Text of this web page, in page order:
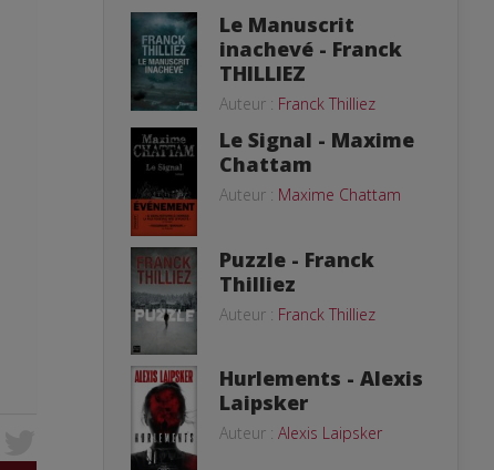
Le Manuscrit
inachevé - Franck
THILLIEZ
Auteur : Franck Thilliez
Le Signal - Maxime
Chattam
Auteur : Maxime Chattam
Puzzle - Franck
Thilliez
Auteur : Franck Thilliez
Hurlements - Alexis
Laipsker
Auteur : Alexis Laipsker